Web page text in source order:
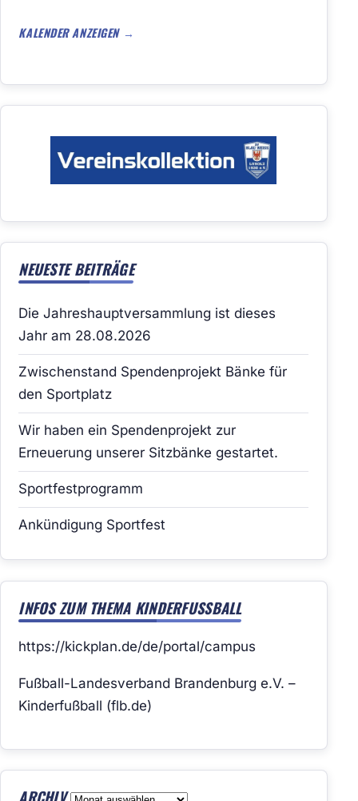
KALENDER ANZEIGEN
NEUESTE BEITRÄGE
Die Jahreshauptversammlung ist dieses
Jahr am 28.08.2026
Zwischenstand Spendenprojekt Bänke für
den Sportplatz
Wir haben ein Spendenprojekt zur
Erneuerung unserer Sitzbänke gestartet.
Sportfestprogramm
Ankündigung Sportfest
INFOS ZUM THEMA KINDERFUSSBALL
https://kickplan.de/de/portal/campus
Fußball-Landesverband Brandenburg e.V. –
Kinderfußball (flb.de)